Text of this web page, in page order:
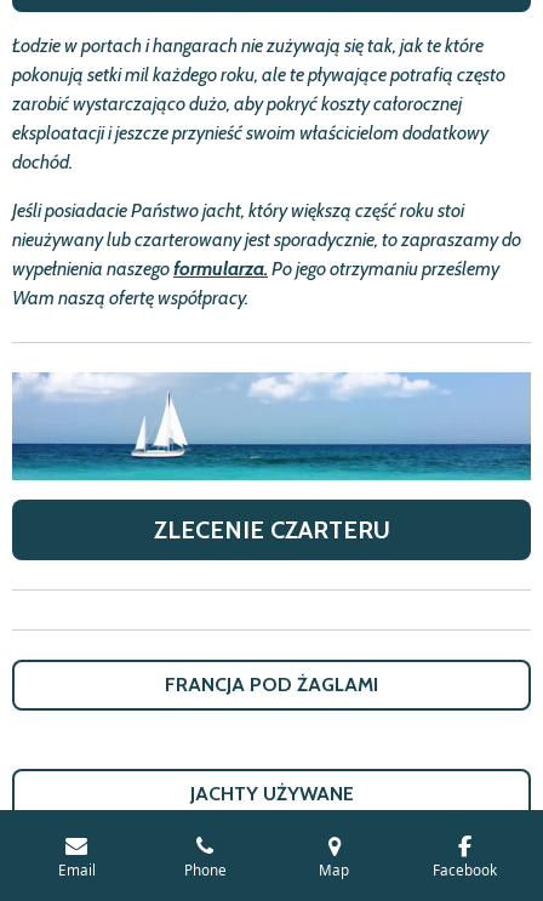
Łodzie w portach i hangarach nie zużywają się tak, jak te które
pokonują setki mil każdego roku, ale te pływające potrafią często
zarobićwystarczająco dużo, aby pokryćkoszty całorocznej
eksploatacji i jeszcze przynieśćswoim właścicielom dodatkowy
dochód.
Jeśli posiadacie Państwo jacht, który większą częśćroku stoi
nieużywany lub czarterowany jest sporadycznie, to zapraszamy do
wypełnienia naszegoformularza. Po jego otrzymaniu prześlemy
Wam naszą ofertę współpracy.
ZLECENIE CZARTERU
FRANCJA POD ŻAGLAMI
JACHTY UŻYWANE
Email Phone Map Facebook